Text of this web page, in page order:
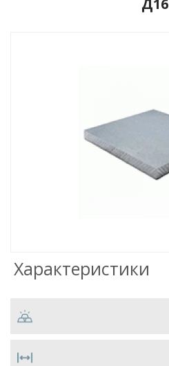
Д16
Характеристики